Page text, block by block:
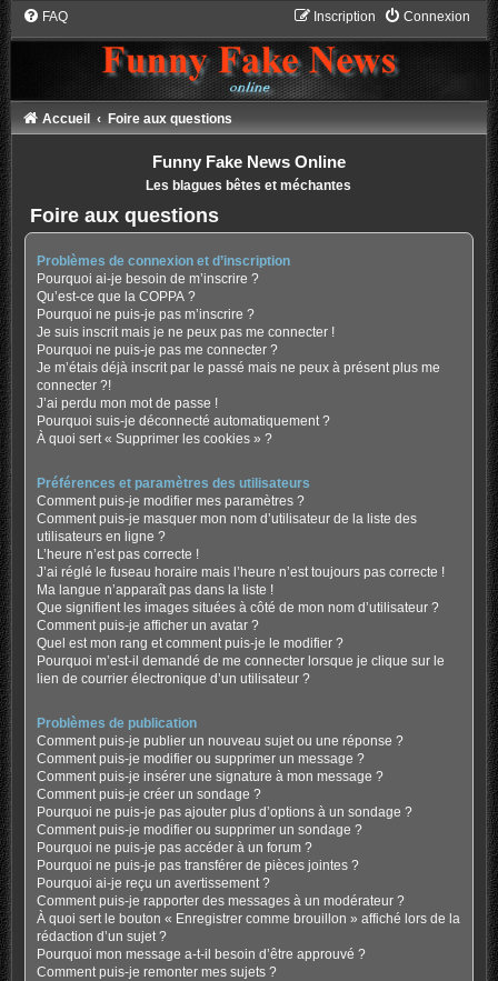
FAQ Connexion
Inscription
Accueil Foire aux questions
Funny Fake News Online
Les blagues bêtes et méchantes
Foire aux questions
Problèmes de connexion et d’inscription
Pourquoi ai-je besoin de m’inscrire ?
Qu’est-ce que la COPPA ?
Pourquoi ne puis-je pas m’inscrire ?
Je suis inscrit mais je ne peux pas me connecter !
Pourquoi ne puis-je pas me connecter ?
Je m’étais déjà inscrit par le passé mais ne peux à présent plus me
connecter ?!
J’ai perdu mon mot de passe !
Pourquoi suis-je déconnecté automatiquement ?
À quoi sert « Supprimer les cookies » ?
Préférences et paramètres des utilisateurs
Comment puis-je modifier mes paramètres ?
Comment puis-je masquer mon nom d’utilisateur de la liste des
utilisateurs en ligne ?
L’heure n’est pas correcte !
J’ai réglé le fuseau horaire mais l’heure n’est toujours pas correcte !
Ma langue n’apparaît pas dans la liste !
Que signifient les images situées à côté de mon nom d’utilisateur ?
Comment puis-je afficher un avatar ?
Quel est mon rang et comment puis-je le modifier ?
Pourquoi m’est-il demandé de me connecter lorsque je clique sur le
lien de courrier électronique d’un utilisateur ?
Problèmes de publication
Comment puis-je publier un nouveau sujet ou une réponse ?
Comment puis-je modifier ou supprimer un message ?
Comment puis-je insérer une signature à mon message ?
Comment puis-je créer un sondage ?
Pourquoi ne puis-je pas ajouter plus d’options à un sondage ?
Comment puis-je modifier ou supprimer un sondage ?
Pourquoi ne puis-je pas accéder à un forum ?
Pourquoi ne puis-je pas transférer de pièces jointes ?
Pourquoi ai-je reçu un avertissement ?
Comment puis-je rapporter des messages à un modérateur ?
À quoi sert le bouton « Enregistrer comme brouillon » affiché lors de la
rédaction d’un sujet ?
Pourquoi mon message a-t-il besoin d’être approuvé ?
Comment puis-je remonter mes sujets ?